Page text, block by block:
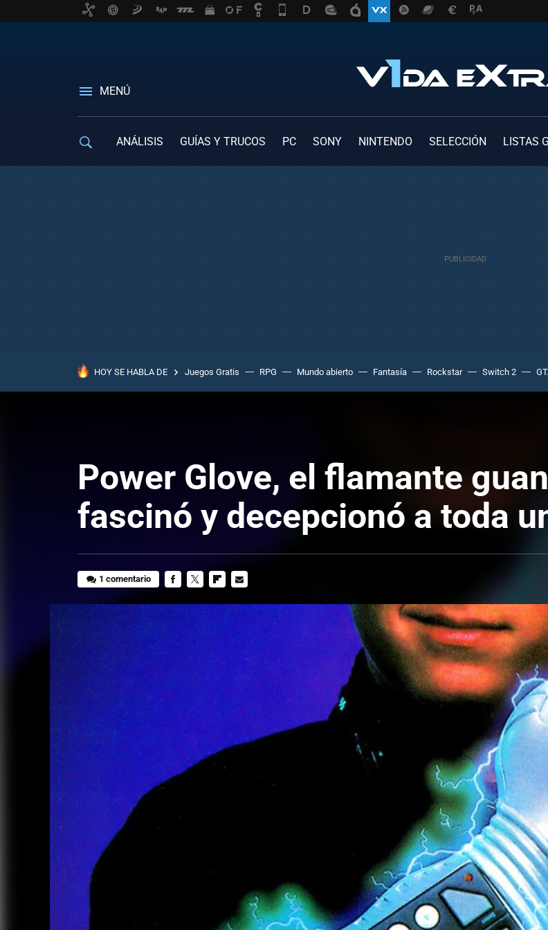
MENÚ
ANÁLISIS GUÍAS Y TRUCOS PC SONY NINTENDO SELECCIÓN LISTAS
HOY SE HABLA DE Juegos Gratis RPG Mundo abierto Fantasía Rockstar Switch 2
Power Glove, el flamante
fascinó y decepcionó a toda
1 comentario